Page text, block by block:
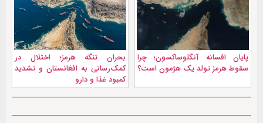
پایان افسانه آنگلوساکسون؛ چرا
سقوط هرمز تولد یک هژمون است؟
بحران تنگه هرمز؛ اختلال در
کمک‌رسانی به افغانستان و تشدید
کمبود غذا و دارو